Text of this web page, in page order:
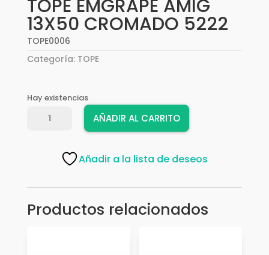
TOPE EMGRAPE AMIG
13X50 CROMADO 5222
TOPE0006
Categoría: TOPE
Hay existencias
TOPE
CROMADO
AÑADIR AL CARRITO
Añadir a la lista de deseos
Productos relacionados